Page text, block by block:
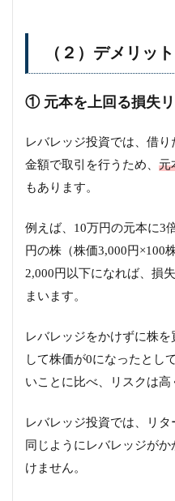
（２）デメリット
① 元本を上回る損失
レバレッジ投資では、借
金額で取引を行うため、 元
もあります。
例えば、10万円の元本に3
円の株（株価3,000円×100
2,000円以下になれば、損
まいます。
レバレッジをかけずに株
して株価が0になったとし
いことに比べ、リスクは高
レバレッジ投資では、リ
同じようにレバレッジが
けません。